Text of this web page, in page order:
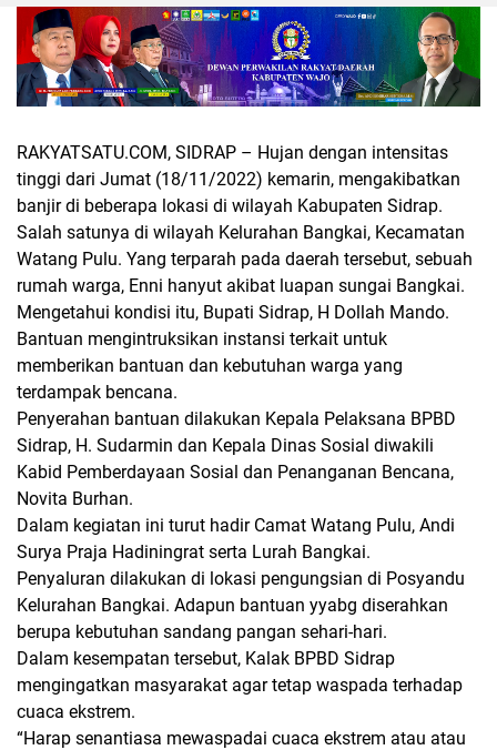
RAKYATSATU.COM, SIDRAP – Hujan dengan intensitas
tinggi dari Jumat (18/11/2022) kemarin, mengakibatkan
banjir di beberapa lokasi di wilayah Kabupaten Sidrap.
Salah satunya di wilayah Kelurahan Bangkai, Kecamatan
Watang Pulu. Yang terparah pada daerah tersebut, sebuah
rumah warga, Enni hanyut akibat luapan sungai Bangkai.
Mengetahui kondisi itu, Bupati Sidrap, H Dollah Mando.
Bantuan mengintruksikan instansi terkait untuk
memberikan bantuan dan kebutuhan warga yang
terdampak bencana.
Penyerahan bantuan dilakukan Kepala Pelaksana BPBD
Sidrap, H. Sudarmin dan Kepala Dinas Sosial diwakili
Kabid Pemberdayaan Sosial dan Penanganan Bencana,
Novita Burhan.
Dalam kegiatan ini turut hadir Camat Watang Pulu, Andi
Surya Praja Hadiningrat serta Lurah Bangkai.
Penyaluran dilakukan di lokasi pengungsian di Posyandu
Kelurahan Bangkai. Adapun bantuan yyabg diserahkan
berupa kebutuhan sandang pangan sehari-hari.
Dalam kesempatan tersebut, Kalak BPBD Sidrap
mengingatkan masyarakat agar tetap waspada terhadap
cuaca ekstrem.
“Harap senantiasa mewaspadai cuaca ekstrem atau atau